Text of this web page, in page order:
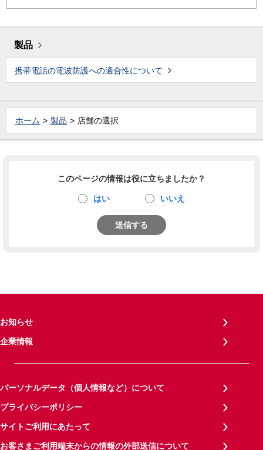
製品
携帯電話の電波防護への適合性について
ホーム 製品 店舗の選択
このページの情報は役に立ちましたか？
はい いいえ
送信する
お知らせ
企業情報
パーソナルデータ（個人情報など）について
プライバシーポリシー
サイトご利用にあたって
お客さまご利用端末からの情報の外部送信について